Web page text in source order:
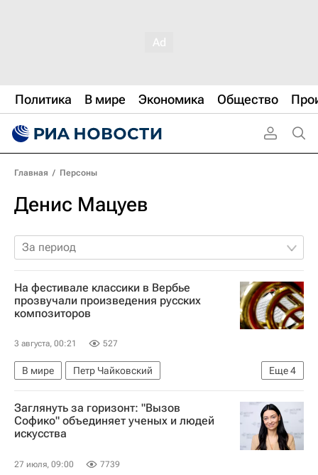
Политика В мире Экономика Общество
Главная / Персоны
Денис Мацуев
За период
На фестивале классики в Вербье
прозвучали произведения русских
композиторов
3 августа, 00:21 527
Еще4
В мире
Петр Чайковский
Сергей Рахманинов
Родион Щедрин
Музыка
Искусство
Заглянуть за горизонт: "Вызов
Софико" объединяет ученых и людей
искусства
27 июля, 09:00 7739